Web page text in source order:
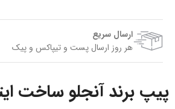
ارسال سریع
هر روز ارسال پست و تیپاکس و پیک
پیپ برند آنجلو ساخت